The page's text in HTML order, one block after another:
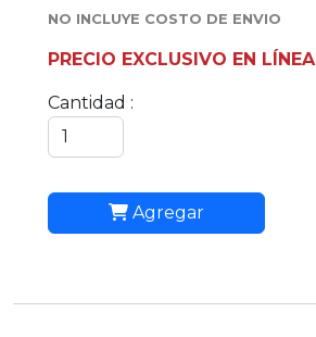
NO INCLUYE COSTO DE ENVIO
PRECIO EXCLUSIVO EN LÍNEA
Cantidad :
Agregar